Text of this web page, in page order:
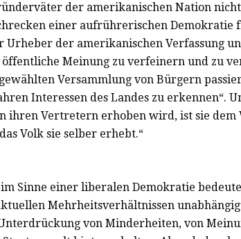
der amerikanischen Nation
einer aufrührerischen Demokratie
Urheber der amerikanischen Verfassung
öffentliche Meinung zu verfeinern und zu
Versammlung von Bürgern
Interessen des Landes zu erkennen“.
ihren Vertretern erhoben wird, ist sie
Volk sie selber erhebt.“
Sinne einer liberalen Demokratie
Mehrheitsverhältnissen
von Minderheiten, von